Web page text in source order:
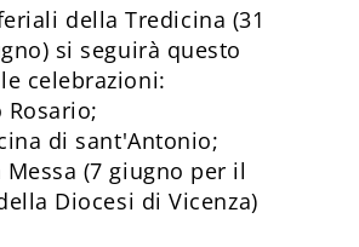
della Tredicina (31
si seguirà questo
celebrazioni:
Rosario;
di sant'Antonio;
Messa (7 giugno per il
Diocesi di Vicenza)